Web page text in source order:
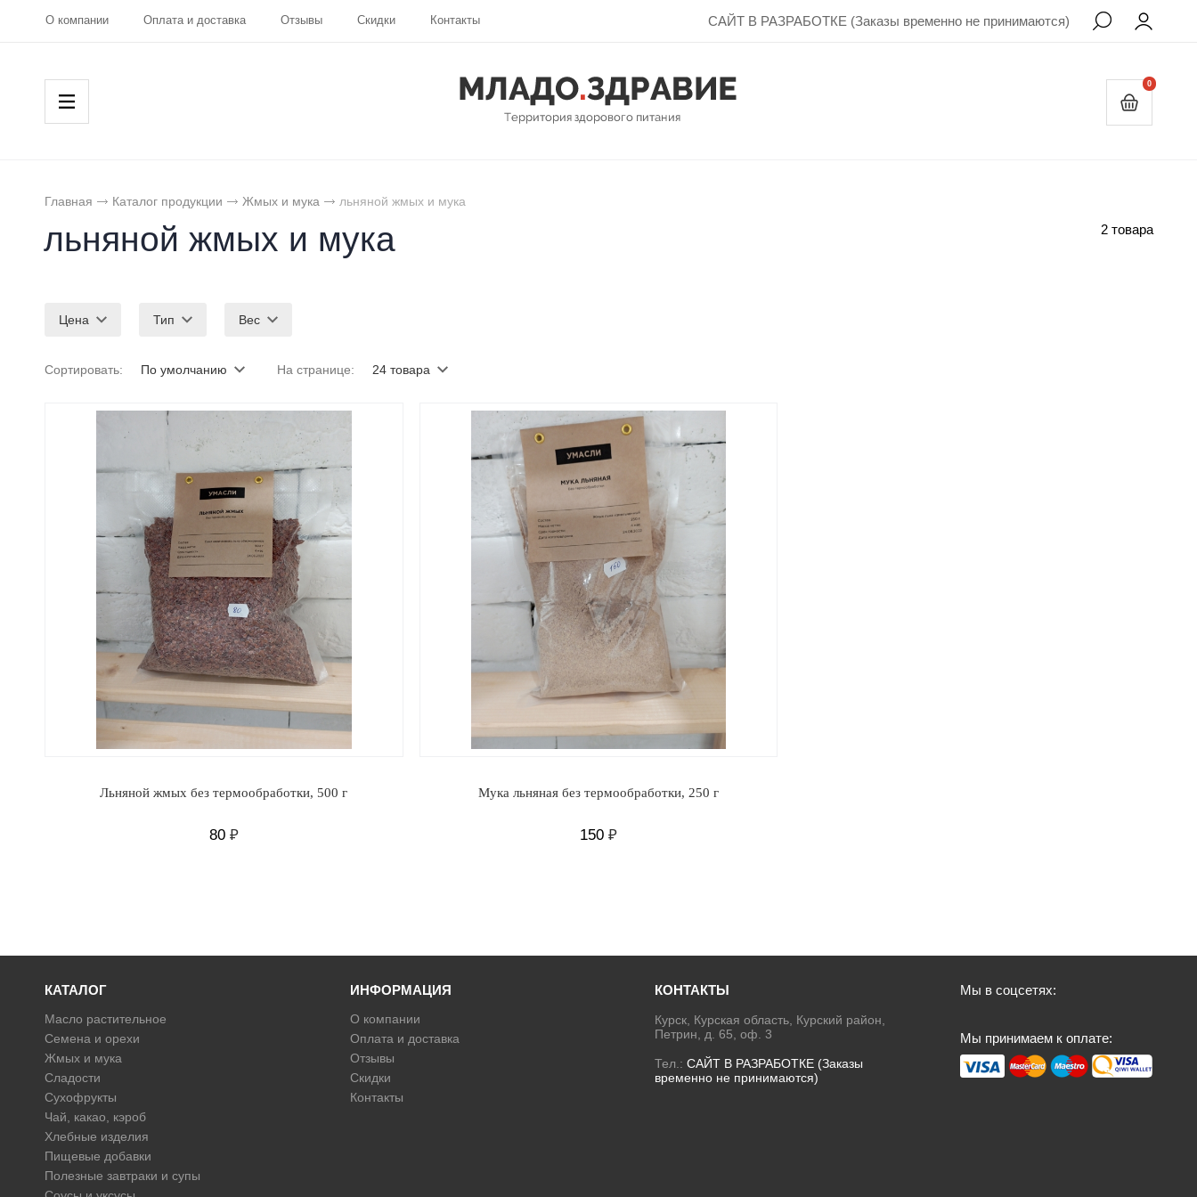
О компании Оплата и доставка Отзывы Скидки Контакты САЙТ В РАЗРАБОТКЕ (Заказы временно не принимаются)
0
Главная Каталог продукции Жмых и мука льняной жмых и мука
2 товара
льняной жмых и мука
Цена Тип Вес
Сортировать: По умолчанию На странице: 24 товара
Льняной жмых без термообработки, 500 г
80 ₽
Мука льняная без термообработки, 250 г
150 ₽
КАТАЛОГ
Масло растительное
Семена и орехи
Жмых и мука
Сладости
Сухофрукты
Чай, какао, кэроб
Хлебные изделия
Пищевые добавки
Полезные завтраки и супы
ИНФОРМАЦИЯ
О компании
Оплата и доставка
Отзывы
Скидки
Контакты
КОНТАКТЫ
Курск, Курская область, Курский район,
Петрин, д. 65, оф. 3
Тел.:САЙТ В РАЗРАБОТКЕ (Заказы
временно не принимаются)
Мы в соцсетях:
Мы принимаем к оплате: